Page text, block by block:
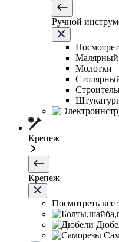
Ручной
Малярный
Молотки
Крепеж
Крепеж
Посмотреть все